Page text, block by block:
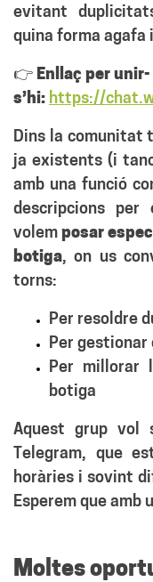
evitant
quina forma agafa
👉 Enllaç per unir-
s’hi: https://
Dins la comunitat
ja existents (i
amb una funció
descripcions per
volem posar
botiga, on us
torns:
Per resoldre
Per gestionar
Per millorar
botiga
Aquest grup vol
Telegram, que
horàries i sovint
Esperem que amb
Moltes